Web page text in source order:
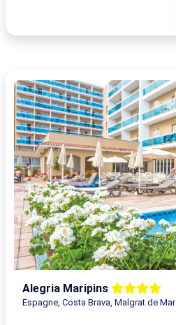
Alegria Maripins
Espagne, Costa Brava, Malgrat de Mar